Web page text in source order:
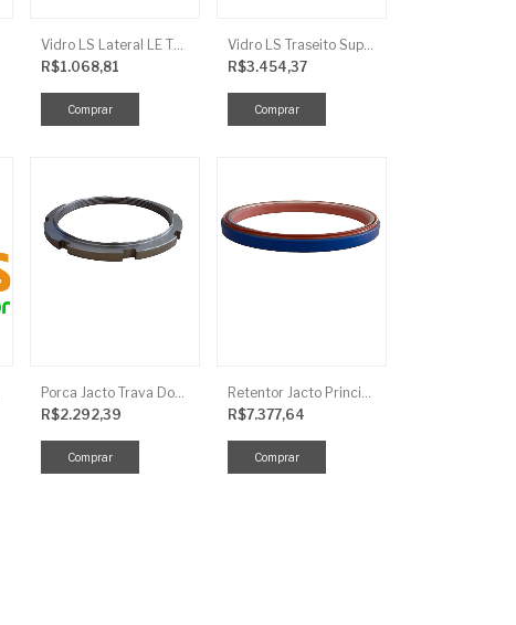
Vidro LS Lateral LE TRG863
R$1.068,81
Vidro LS Traseito Superior TR
R$3.454,37
Porca Jacto Trava Dos Rolamentos
R$2.292,39
Retentor Jacto Principal
R$7.377,64